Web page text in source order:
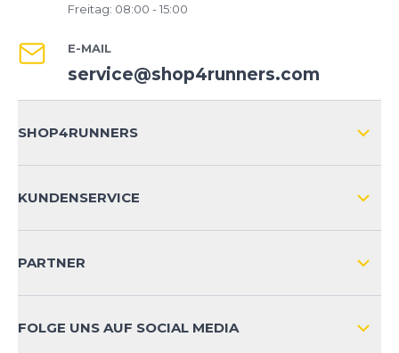
Freitag: 08:00 - 15:00
E-MAIL
service@shop4runners.com
SHOP4RUNNERS
KUNDENSERVICE
PARTNER
FOLGE UNS AUF SOCIAL MEDIA